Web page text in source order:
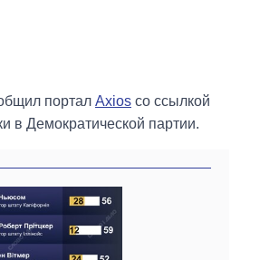
портал Axios со ссылкой
в Демократической партии.